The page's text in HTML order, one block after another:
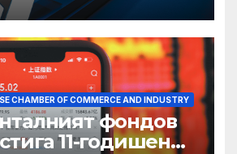
CHAMBER OF COMMERCE AND INDUSTRY
фондов
11-годишен